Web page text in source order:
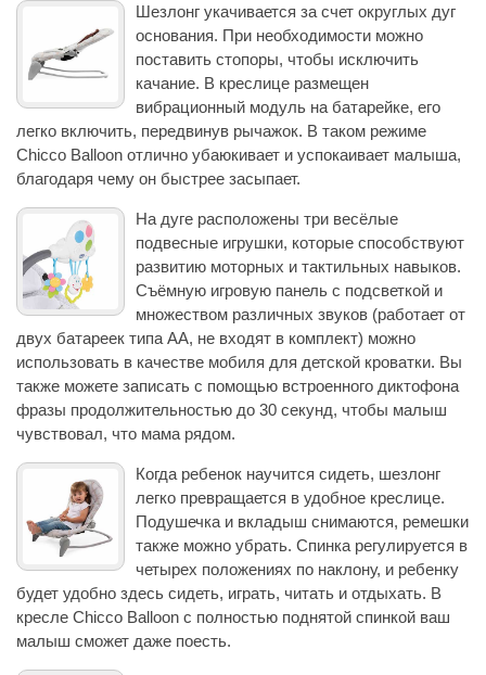
Шезлонг укачивается за счет округлых дуг
основания. При необходимости можно
поставить стопоры, чтобы исключить
качание. В креслице размещен
вибрационный модуль на батарейке, его
легко включить, передвинув рычажок. В таком режиме
Chicco Balloon отлично убаюкивает и успокаивает малыша,
благодаря чему он быстрее засыпает.
На дуге расположены три весёлые
подвесные игрушки, которые способствуют
развитию моторных и тактильных навыков.
Съёмную игровую панель с подсветкой и
множеством различных звуков (работает от
двух батареек типа AA, не входят в комплект) можно
использовать в качестве мобиля для детской кроватки. Вы
также можете записать с помощью встроенного диктофона
фразы продолжительностью до 30 секунд, чтобы малыш
чувствовал, что мама рядом.
Когда ребенок научится сидеть, шезлонг
легко превращается в удобное креслице.
Подушечка и вкладыш снимаются, ремешки
также можно убрать. Спинка регулируется в
четырех положениях по наклону, и ребенку
будет удобно здесь сидеть, играть, читать и отдыхать. В
кресле Chicco Balloon с полностью поднятой спинкой ваш
малыш сможет даже поесть.